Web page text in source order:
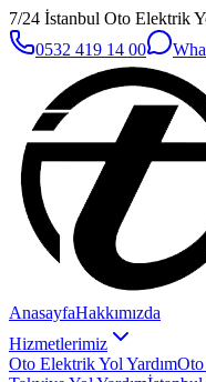
7/24 İstanbul Oto Elektrik
0532 419 14 00
AnasayfaHakkımızda
Hizmetlerimiz
Oto Elektrik Yol Yardım